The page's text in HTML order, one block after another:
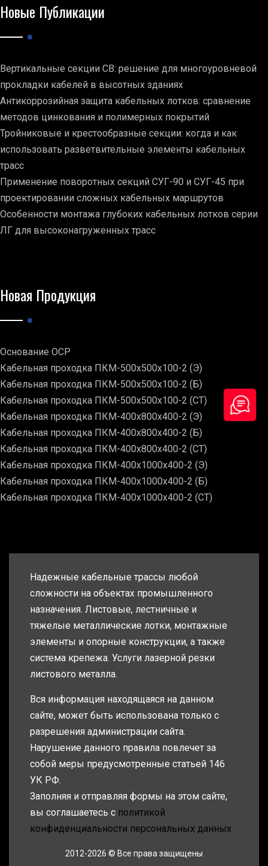
Новые Публикации
Вертикальные секции СВ: решение для многоуровневой
прокладки кабелей в высотных зданиях
Антикоррозийная защита кабельных лотков: сравнение
методов цинкования и полимерных покрытий
Тройниковые и крестообразные секции: когда и как
использовать разветвительные элементы кабельных
трасс
Применение поворотных секций СУГ-90 и СУГ-45 при
проектировании сложных кабельных маршрутов
Особенности монтажа глубоких кабельных лотков серии
ЛГ для высоконагруженных трасс
Новая Продукция
Основание ОСР
Кабельная проходка ПКМ-500х500х100-2 (Э)
Кабельная проходка ПКМ-500х500х100-2 (Б)
Кабельная проходка ПКМ-500х500х100-2 (СТ)
Кабельная проходка ПКМ-400х800х400-2 (Э)
Кабельная проходка ПКМ-400х800х400-2 (Б)
Кабельная проходка ПКМ-400х800х400-2 (СТ)
Кабельная проходка ПКМ-400х1000х400-2 (Э)
Кабельная проходка ПКМ-400х1000х400-2 (Б)
Кабельная проходка ПКМ-400х1000х400-2 (СТ)
Надежные кабельные трассы любой
сложности на объектах промышленного
назначения. Листовые, лестничные и
тяжелые металлические лотки, монтажные
элементы и опорные конструкции, а также
система крепежа. Услуги лазерной резки
листового металла.
Вся информация находящаяся на данном
сайте, может быть использована только с
разрешения администрации сайта.
Нарушение данного правила повлечет за
собой меры предусмотренные статьей 146
УК РФ.
Заполняя и отправляя формы на этом сайте,
вы соглашаетесь с политикой
конфиденциальности персональных данных
2012-2026 © Все права защищены